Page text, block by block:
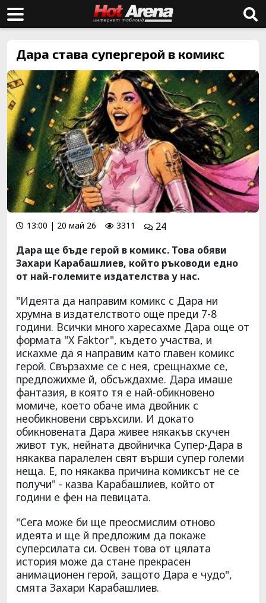
Дара става супергерой в комикс
13:00 | 20 май 26 3311
24
Дара ще бъде герой в комикс. Това обяви
Захари Карабашлиев, който ръководи едно
от най-големите издателства у нас.
"Идеята да направим комикс с Дара ни
хрумна в издателството още преди 7-8
години. Всички много харесахме Дара още от
формата "X Faktor", където участва, и
искахме да я направим като главен комикс
герой. Свързахме се с нея, срещнахме се,
предложихме й, обсъждахме. Дара имаше
фантазия, в която тя е най-обикновено
момиче, което обаче има двойник с
необикновени свръхсили. И докато
обикновената Дара живее някакъв скучен
живот тук, нейната двойничка Супер-Дара в
някаква паралелен свят върши супер големи
неща. Е, по някаква причина комиксът не се
получи" - казва Карабашлиев, който от
години е фен на певицата.
"Сега може би ще преосмислим отново
идеята и ще й предложим да покаже
суперсилата си. Освен това от цялата
история може да стане прекрасен
анимационен герой, защото Дара е чудо",
смята Захари Карабашлиев.